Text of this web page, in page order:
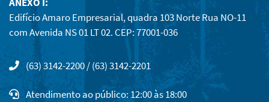
ANEXO I:
Edifício Amaro Empresarial, quadra 103 Norte Rua NO-11
com Avenida NS 01 LT 02. CEP: 77001-036
(63) 3142-2200 / (63) 3142-2201
Atendimento ao público: 12:00 às 18:00